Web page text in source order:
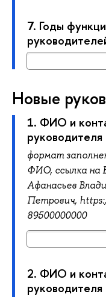
7. Годы
Новые
1. ФИО и
формат
ФИО, ссылка на
Афанасьев
Петрович,
89500000000
2. ФИО и